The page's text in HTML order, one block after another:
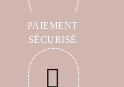
PAIEMENT
SÉCURISÉ